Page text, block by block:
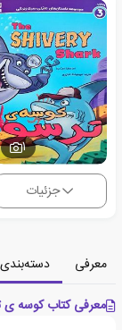
1
جزئیات
معرفی دسته‌بندی
معرفی کتاب کوسه ی